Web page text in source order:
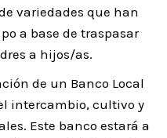
variedades que han
a base de traspasar
a hijos/as.
de un Banco Local
intercambio, cultivo y
Este banco estará a